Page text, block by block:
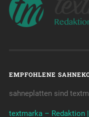
EMPFOHLENE
sahneplatten sind
textmarka – Redaktion